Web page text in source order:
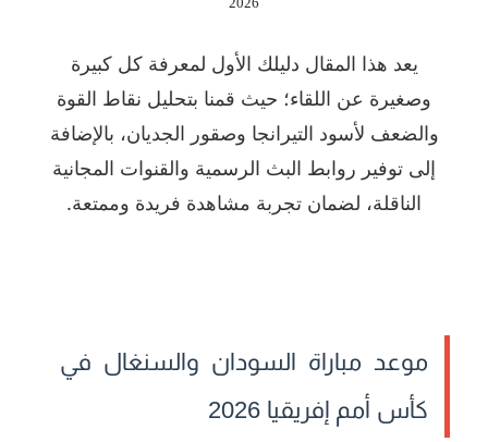
يعد هذا المقال دليلك الأول لمعرفة كل كبيرة
وصغيرة عن اللقاء؛ حيث قمنا بتحليل نقاط القوة
والضعف لأسود التيرانجا وصقور الجديان، بالإضافة
إلى توفير روابط البث الرسمية والقنوات المجانية
الناقلة، لضمان تجربة مشاهدة فريدة وممتعة.
موعد مباراة السودان والسنغال في
كأس أمم إفريقيا 2026